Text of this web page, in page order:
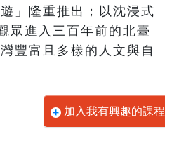
」隆重推出；以沈浸式
眾進入三百年前的北臺
豐富且多樣的人文與自
加入我有興趣的課程